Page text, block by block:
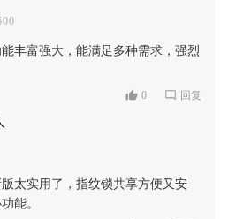
丰富强大，能满足多种需求，强烈
0 回复
太实用了，指纹锁共享方便又安
能。